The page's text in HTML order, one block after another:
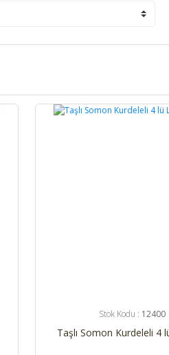
Stok Kodu : 12400
Taşlı Somon Kurdeleli 4